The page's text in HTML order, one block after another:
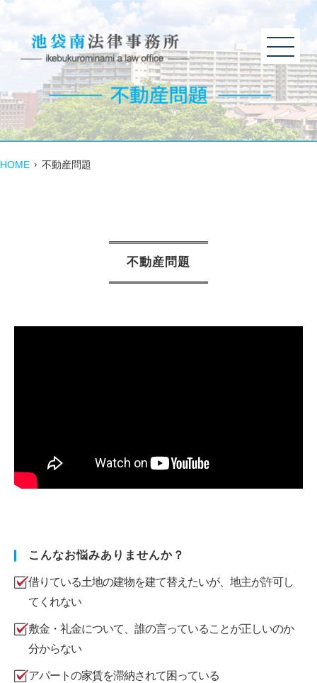
HOME 不動産問題
不動産問題
こんなお悩みありませんか？
借りている土地の建物を建て替えたいが、地主が許可し
てくれない
敷金・礼金について、誰の言っていることが正しいのか
分からない
アパートの家賃を滞納されて困っている